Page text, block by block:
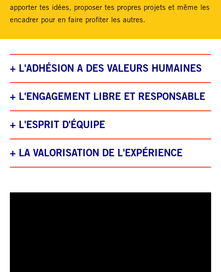
apporter tes idées, proposer tes propres projets et même les
encadrer pour en faire profiter les autres.
+ L'ADHÉSION A DES VALEURS HUMAINES
+ L'ENGAGEMENT LIBRE ET RESPONSABLE
+ L'ESPRIT D'ÉQUIPE
+ LA VALORISATION DE L'EXPÉRIENCE